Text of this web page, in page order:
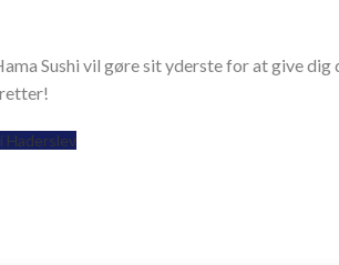
Sushi vil gøre sit yderste for at give dig
Haderslev